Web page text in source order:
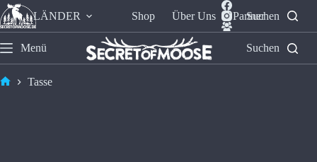
LÄNDER Shop Über Uns Partner
Suchen
Menü Suchen
Tasse